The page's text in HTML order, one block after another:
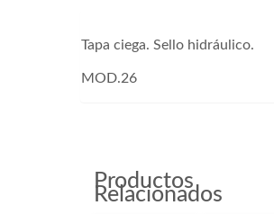
Tapa ciega. Sello hidráulico.
MOD.26
Productos
Relacionados